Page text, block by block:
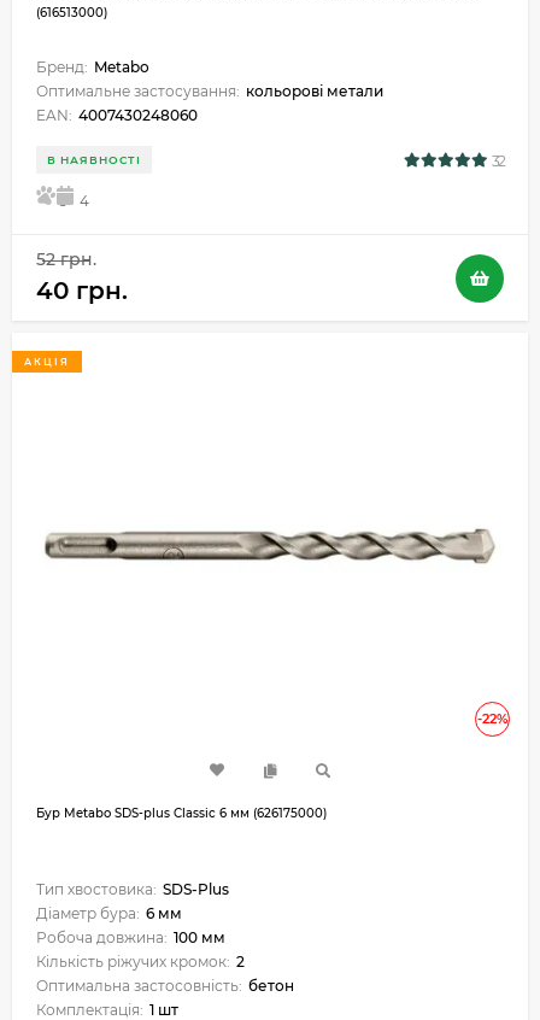
(616513000)
Бренд: Metabo
Оптимальне застосування: кольорові метали
EAN: 4007430248060
В НАЯВНОСТІ 32
5 4
52 грн.
40 грн.
-22%
АКЦІЯ
Бур Metabo SDS-plus Classic 6 мм (626175000)
Тип хвостовика: SDS-Plus
Діаметр бура: 6 мм
Робоча довжина: 100 мм
Кількість ріжучих кромок: 2
Оптимальна застосовність: бетон
Комплектація: 1 шт